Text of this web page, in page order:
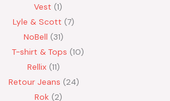
Vest 1
Lyle & Scott 7
NoBell
31
T-shirt & Tops 10
Rellix 11
Retour Jeans 24
Rok 2